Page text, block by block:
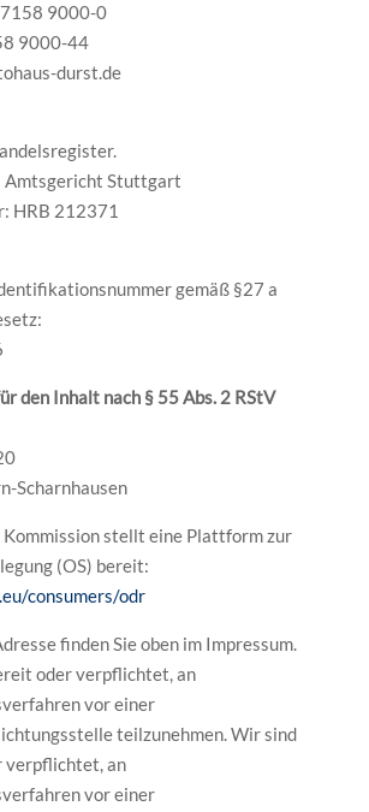
9000-0
9000-44
durst.de
Amtsgericht Stuttgart
HRB 212371
gemäß §27 a
den Inhalt nach § 55 Abs. 2 RStV
Scharnhausen
Kommission stellt eine Plattform zur
(OS) bereit:
consumers/odr
finden Sie oben im Impressum.
oder verpflichtet, an
vor einer
teilzunehmen. Wir sind
verpflichtet, an
vor einer